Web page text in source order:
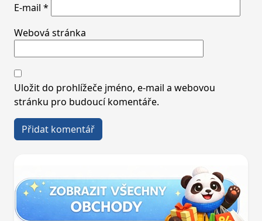
E-mail *
Webová stránka
Uložit do prohlížeče jméno, e-mail a webovou
stránku pro budoucí komentáře.